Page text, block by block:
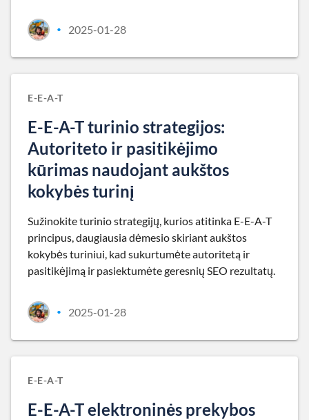
• 2025-01-28
E-E-A-T
E-E-A-T turinio strategijos:
Autoriteto ir pasitikėjimo
kūrimas naudojant aukštos
kokybės turinį
Sužinokite turinio strategijų, kurios atitinka E-E-A-T
principus, daugiausia dėmesio skiriant aukštos
kokybės turiniui, kad sukurtumėte autoritetą ir
pasitikėjimą ir pasiektumėte geresnių SEO rezultatų.
• 2025-01-28
E-E-A-T
E-E-A-T elektroninės prekybos